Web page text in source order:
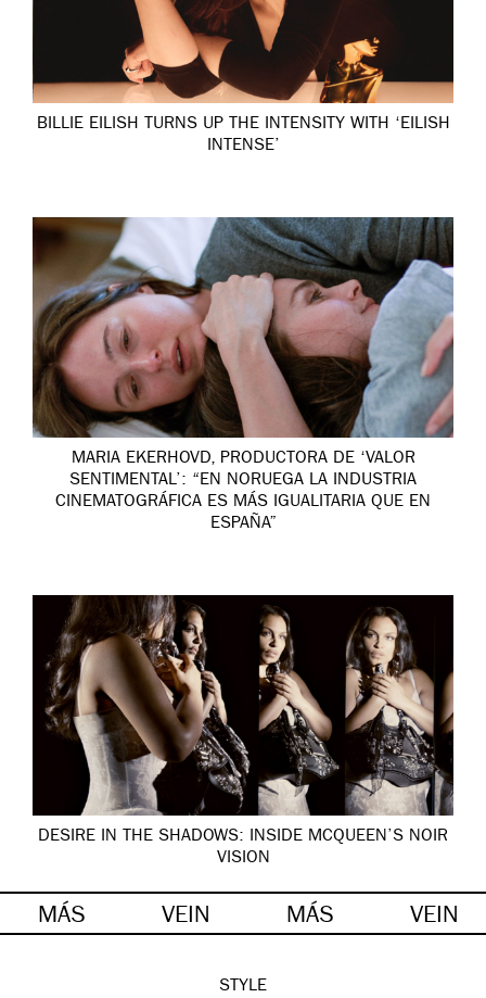
BILLIE EILISH TURNS UP THE INTENSITY WITH ‘EILISH
INTENSE’
MARIA EKERHOVD, PRODUCTORA DE ‘VALOR
SENTIMENTAL’: “EN NORUEGA LA INDUSTRIA
CINEMATOGRÁFICA ES MÁS IGUALITARIA QUE EN
ESPAÑA”
DESIRE IN THE SHADOWS: INSIDE MCQUEEN’S NOIR
VISION
MÁS VEIN MÁS VEIN
STYLE